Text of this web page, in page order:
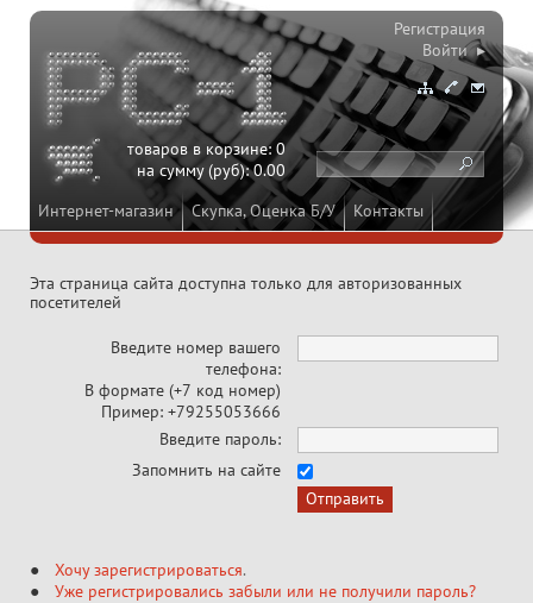
Интернет-магазин Скупка, Оценка Б/У Контакты
товаров в корзине:0
на сумму (руб):0.00
Регистрация
Войти ▸
Эта страница сайта доступна только для авторизованных
посетителей
Введите номер вашего
телефона:
В формате (+7 код номер)
Пример: +79255053666
Введите пароль:
Запомнить на сайте
Хочу зарегистрироваться.
Уже регистрировались забыли или не получили пароль?